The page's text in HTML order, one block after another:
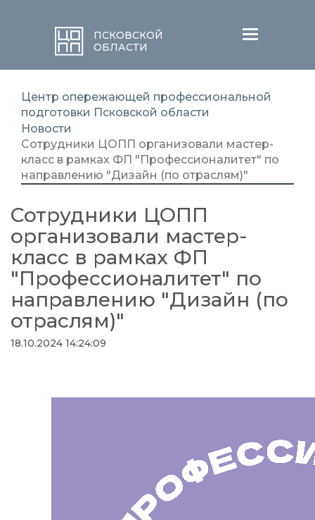
ПСКОВСКОЙ
ОБЛАСТИ
Меню
Центр опережающей профессиональной
подготовки Псковской области
Новости
Сотрудники ЦОПП организовали мастер-
класс в рамках ФП "Профессионалитет" по
направлению "Дизайн (по отраслям)"
Сотрудники ЦОПП
организовали мастер-
класс в рамках ФП
"Профессионалитет" по
направлению "Дизайн (по
отраслям)"
18.10.2024 14:24:09